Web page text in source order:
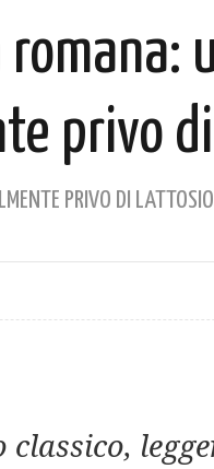
romana:
privo
PRIVO DI LATTOSIO
classico,